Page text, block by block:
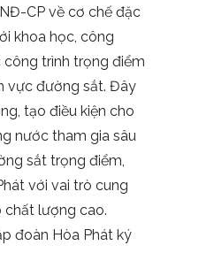
CP về cơ chế đặc
khoa học, công
trình trọng điểm
vực đường sắt. Đây
tạo điều kiện cho
nước tham gia sâu
sắt trọng điểm,
với vai trò cung
chất lượng cao.
đoàn Hòa Phát ký